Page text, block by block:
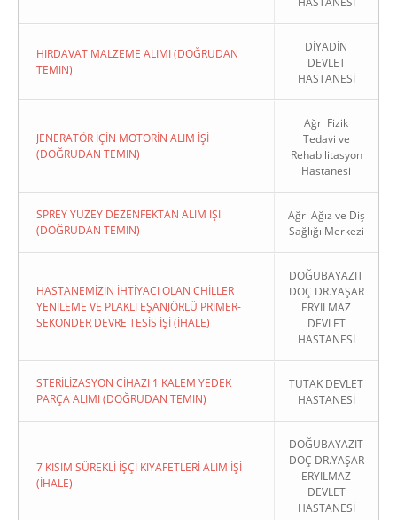
HIRDAVAT MALZEME ALIMI (DOĞRUDAN
TEMIN)
DİYADİN
DEVLET
HASTANESİ
JENERATÖR İÇİN MOTORİN ALIM İŞİ
(DOĞRUDAN TEMIN)
Ağrı Fizik
Tedavi ve
Rehabilitasyon
Hastanesi
SPREY YÜZEY DEZENFEKTAN ALIM İŞİ
(DOĞRUDAN TEMIN)
Ağrı Ağız ve Diş
Sağlığı Merkezi
HASTANEMİZİN İHTİYACI OLAN CHİLLER
YENİLEME VE PLAKLI EŞANJÖRLÜ PRİMER-
SEKONDER DEVRE TESİS İŞİ (İHALE)
DOĞUBAYAZIT
DOÇ DR.YAŞAR
ERYILMAZ
DEVLET
HASTANESİ
STERİLİZASYON CİHAZI 1 KALEM YEDEK
PARÇA ALIMI (DOĞRUDAN TEMIN)
TUTAK DEVLET
HASTANESİ
7 KISIM SÜREKLİ İŞÇİ KIYAFETLERİ ALIM İŞİ
(İHALE)
DOĞUBAYAZIT
DOÇ DR.YAŞAR
ERYILMAZ
DEVLET
HASTANESİ